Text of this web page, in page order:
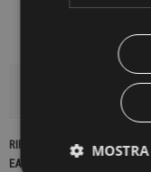
DETTAGLI DEL
RIFERIMENTO 22571
EAN13